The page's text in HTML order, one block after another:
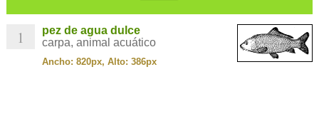
1
pez de agua dulce
carpa, animal acuático
Ancho: 820px, Alto: 386px